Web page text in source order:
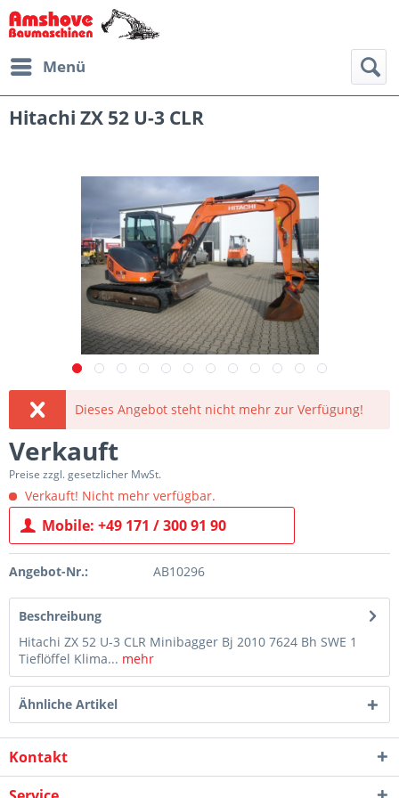
Menü
Hitachi ZX 52 U-3 CLR
Dieses Angebot steht nicht mehr zur Verfügung!
Verkauft
Preise zzgl. gesetzlicher MwSt.
Verkauft! Nicht mehr verfügbar.
Mobile: +49 171 / 300 91 90
Angebot-Nr.: AB10296
Beschreibung
Hitachi ZX 52 U-3 CLR Minibagger Bj 2010 7624 Bh SWE 1
Tieflöffel Klima... mehr
Ähnliche Artikel
Kontakt